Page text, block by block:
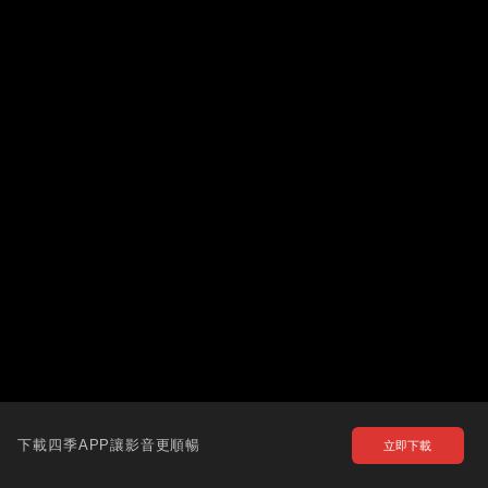
下載四季APP讓影音更順暢 立即下載